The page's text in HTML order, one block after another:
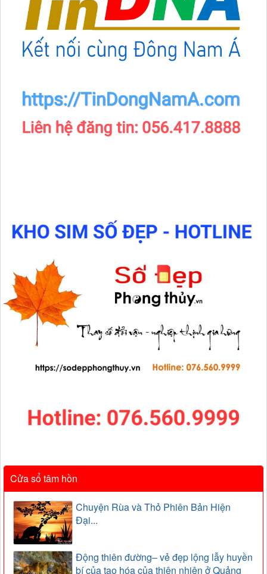
Cửa sổ tâm hồn
Chuyện Rùa và Thỏ Phiên Bản Hiện
Đại...
Động thiên đường– vẻ đẹp lộng lẫy huyền
bí của tạo hóa của thiên nhiên ở Quảng